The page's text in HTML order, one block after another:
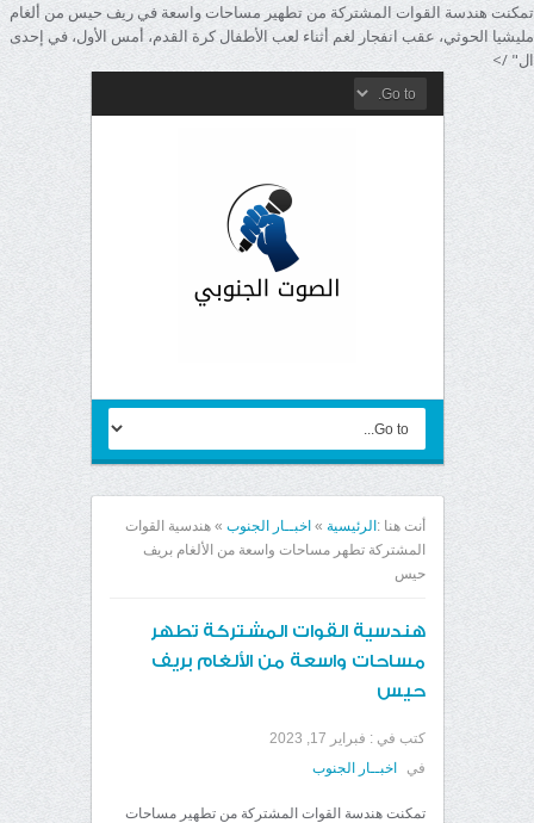
تمكنت هندسة القوات المشتركة من تطهير مساحات واسعة في ريف حيس من ألغام
مليشيا الحوثي، عقب انفجار لغم أثناء لعب الأطفال كرة القدم، أمس الأول، في إحدى
ال" />
أنت هنا : الرئيسية » اخبــار الجنوب » هندسية القوات
المشتركة تطهر مساحات واسعة من الألغام بريف
حيس
هندسية القوات المشتركة تطهر
مساحات واسعة من الألغام بريف
حيس
كتب في : فبراير 17, 2023
في
اخبــار الجنوب
تمكنت هندسة القوات المشتركة من تطهير مساحات